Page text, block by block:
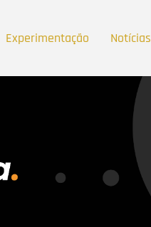
Experimentação Notícias